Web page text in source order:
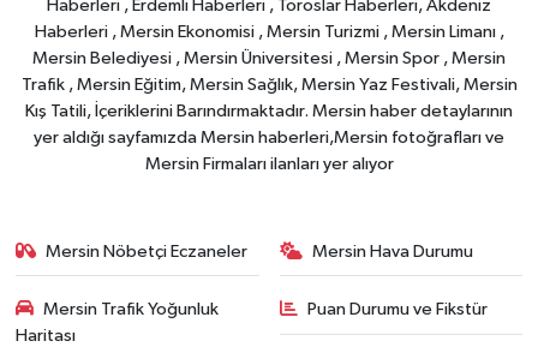
Haberleri , Erdemli Haberleri , Toroslar Haberleri, Akdeniz
Haberleri , Mersin Ekonomisi , Mersin Turizmi , Mersin Limanı ,
Mersin Belediyesi , Mersin Üniversitesi , Mersin Spor , Mersin
Trafik , Mersin Eğitim, Mersin Sağlık, Mersin Yaz Festivali, Mersin
Kış Tatili, İçeriklerini Barındırmaktadır. Mersin haber detaylarının
yer aldığı sayfamızda Mersin haberleri,Mersin fotoğrafları ve
Mersin Firmaları ilanları yer alıyor
Mersin Nöbetçi Eczaneler Mersin Hava Durumu
Mersin Trafik Yoğunluk
Haritası
Puan Durumu ve Fikstür